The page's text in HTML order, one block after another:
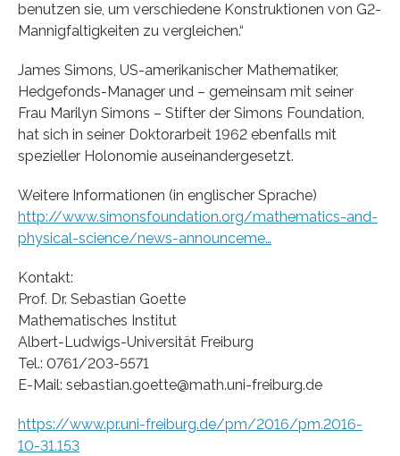
benutzen sie, um verschiedene Konstruktionen von G2-
Mannigfaltigkeiten zu vergleichen.“
James Simons, US-amerikanischer Mathematiker,
Hedgefonds-Manager und – gemeinsam mit seiner
Frau Marilyn Simons – Stifter der Simons Foundation,
hat sich in seiner Doktorarbeit 1962 ebenfalls mit
spezieller Holonomie auseinandergesetzt.
Weitere Informationen (in englischer Sprache)
http://www.simonsfoundation.org/mathematics-and-
physical-science/news-announceme…
Kontakt:
Prof. Dr. Sebastian Goette
Mathematisches Institut
Albert-Ludwigs-Universität Freiburg
Tel.: 0761/203-5571
E-Mail: sebastian.goette@math.uni-freiburg.de
https://www.pr.uni-freiburg.de/pm/2016/pm.2016-
10-31.153